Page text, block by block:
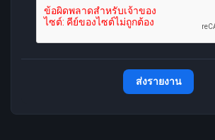
ส่งรายงาน